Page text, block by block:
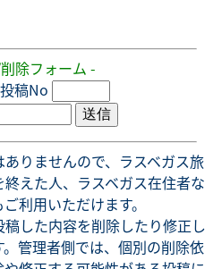
除フォーム -
投稿No
りませんので、ラスベガス旅
えた人、ラスベガス在住者な
利用いただけます。
稿した内容を削除したり修正し
管理者側では、個別の削除依